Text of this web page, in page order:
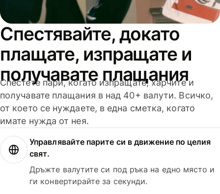
Спестявайте, докато
плащате, изпращате и
получавате плащания
Спестете пари, когато изпращате, харчите и
получавате плащания в над 40+ валути. Всичко,
от което се нуждаете, в една сметка, когато
имате нужда от нея.
Управлявайте парите си в движение по целия
свят.
Дръжте валутите си под ръка на едно място и
ги конвертирайте за секунди.